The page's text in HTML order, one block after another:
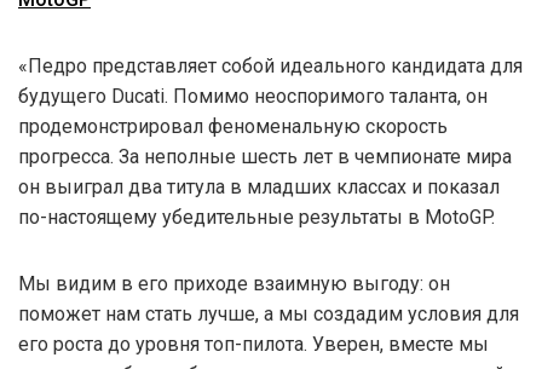
«Педро представляет собой идеального кандидата для
будущего Ducati. Помимо неоспоримого таланта, он
продемонстрировал феноменальную скорость
прогресса. За неполные шесть лет в чемпионате мира
он выиграл два титула в младших классах и показал
по-настоящему убедительные результаты в MotoGP.
Мы видим в его приходе взаимную выгоду: он
поможет нам стать лучше, а мы создадим условия для
его роста до уровня топ-пилота. Уверен, вместе мы